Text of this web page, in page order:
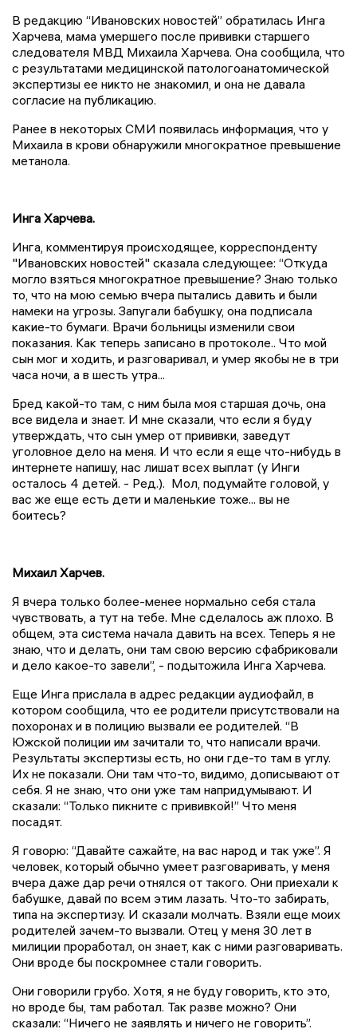
В редакцию “Ивановских новостей” обратилась Инга
Харчева, мама умершего после прививки старшего
следователя МВД Михаила Харчева. Она сообщила, что
с результатами медицинской патологоанатомической
экспертизы ее никто не знакомил, и она не давала
согласие на публикацию.
Ранее в некоторых СМИ появилась информация, что у
Михаила в крови обнаружили многократное превышение
метанола.
Инга Харчева.
Инга, комментируя происходящее, корреспонденту
"Ивановских новостей" сказала следующее: “Откуда
могло взяться многократное превышение? Знаю только
то, что на мою семью вчера пытались давить и были
намеки на угрозы. Запугали бабушку, она подписала
какие-то бумаги. Врачи больницы изменили свои
показания. Как теперь записано в протоколе.. Что мой
сын мог и ходить, и разговаривал, и умер якобы не в три
часа ночи, а в шесть утра...
Бред какой-то там, с ним была моя старшая дочь, она
все видела и знает. И мне сказали, что если я буду
утверждать, что сын умер от прививки, заведут
уголовное дело на меня. И что если я еще что-нибудь в
интернете напишу, нас лишат всех выплат (у Инги
осталось 4 детей. - Ред.). Мол, подумайте головой, у
вас же еще есть дети и маленькие тоже... вы не
боитесь?
Михаил Харчев.
Я вчера только более-менее нормально себя стала
чувствовать, а тут на тебе. Мне сделалось аж плохо. В
общем, эта система начала давить на всех. Теперь я не
знаю, что и делать, они там свою версию сфабриковали
и дело какое-то завели”, - подытожила Инга Харчева.
Еще Инга прислала в адрес редакции аудиофайл, в
котором сообщила, что ее родители присутствовали на
похоронах и в полицию вызвали ее родителей. “В
Южской полиции им зачитали то, что написали врачи.
Результаты экспертизы есть, но они где-то там в углу.
Их не показали. Они там что-то, видимо, дописывают от
себя. Я не знаю, что они уже там напридумывают. И
сказали: “Только пикните с прививкой!” Что меня
посадят.
Я говорю: “Давайте сажайте, на вас народ и так уже”. Я
человек, который обычно умеет разговаривать, у меня
вчера даже дар речи отнялся от такого. Они приехали к
бабушке, давай по всем этим лазать. Что-то забирать,
типа на экспертизу. И сказали молчать. Взяли еще моих
родителей зачем-то вызвали. Отец у меня 30 лет в
милиции проработал, он знает, как с ними разговаривать.
Они вроде бы поскромнее стали говорить.
Они говорили грубо. Хотя, я не буду говорить, кто это,
но вроде бы, там работал. Так разве можно? Они
сказали: “Ничего не заявлять и ничего не говорить”.